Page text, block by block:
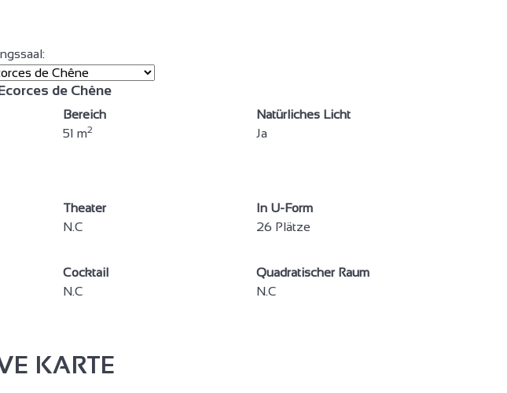
de Chêne
Bereich
51 m2
Natürliches Licht
Ja
Theater
N.C
In U-Form
26 Plätze
Cocktail
N.C
Quadratischer Raum
N.C
KARTE
2